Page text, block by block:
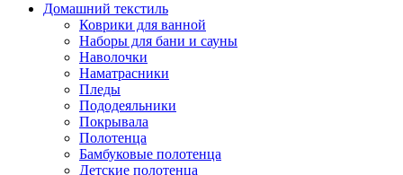
Домашний текстиль
Коврики для ванной
Наборы для бани и сауны
Наволочки
Наматрасники
Пледы
Пододеяльники
Покрывала
Полотенца
Бамбуковые полотенца
Детские полотенца